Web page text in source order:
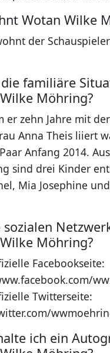
Wotan Wilke
der
familiäre
Möhring?
er zehn Jahre mit der
Anna Theis liiert
Anfang 2014.
sind drei Kinder
Mia Josephine
sozialen
Möhring?
Facebookseite:
Twitterseite:
ich ein